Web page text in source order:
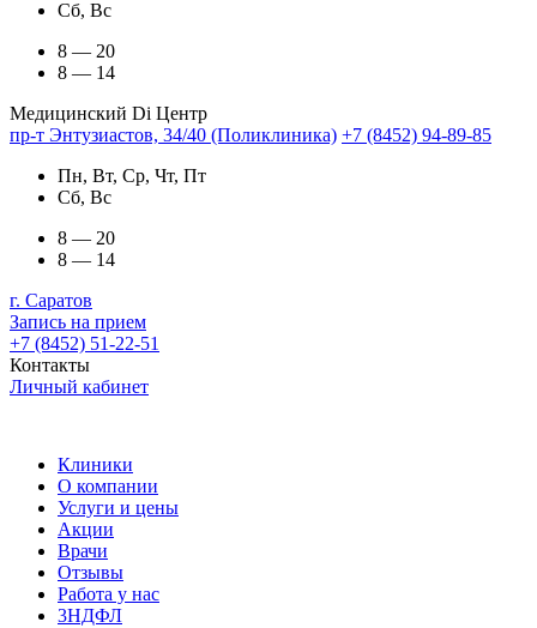
Сб, Вс
8 — 20
8 — 14
Медицинский Di Центр
пр-т Энтузиастов, 34/40 (Поликлиника) +7 (8452) 94-89-85
Пн, Вт, Ср, Чт, Пт
Сб, Вс
8 — 20
8 — 14
г. Саратов
Запись на прием
+7 (8452) 51-22-51
Контакты
Личный кабинет
Клиники
О компании
Услуги и цены
Акции
Врачи
Отзывы
Работа у нас
3НДФЛ